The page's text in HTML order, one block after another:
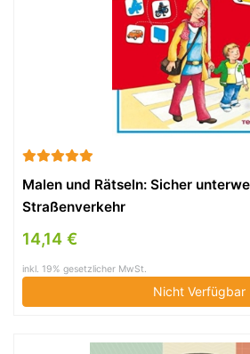
Malen und Rätseln: Sicher
Straßenverkehr
14,14 €
inkl. 19% gesetzlicher MwSt.
Nicht Verfügbar